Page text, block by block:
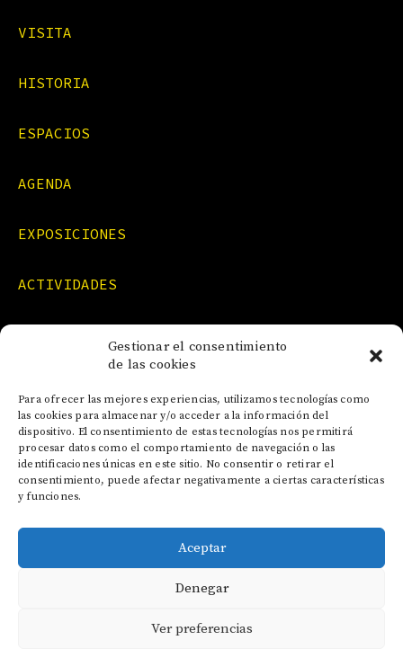
Gestionar el consentimiento
de las cookies
Para ofrecer las mejores experiencias, utilizamos tecnologías como
las cookies para almacenar y/o acceder a la información del
dispositivo. El consentimiento de estas tecnologías nos permitirá
procesar datos como el comportamiento de navegación o las
identificaciones únicas en este sitio. No consentir o retirar el
consentimiento, puede afectar negativamente a ciertas características
y funciones.
Aceptar
Denegar
Ver preferencias
VISITA
HISTORIA
ESPACIOS
AGENDA
EXPOSICIONES
ACTIVIDADES
CONTACTO
POLÍTICA DE COOKIES
POLÍTICA DE PRIVACIDAD